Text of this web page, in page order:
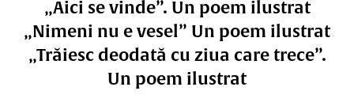
„Aici se vinde”. Un poem ilustrat
„Nimeni nu e vesel” Un poem ilustrat
„Trăiesc deodată cu ziua care trece”.
Un poem ilustrat